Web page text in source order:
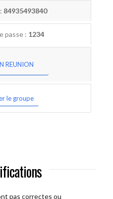
84935493840
passe : 1234
REUNION
le groupe
pas correctes ou